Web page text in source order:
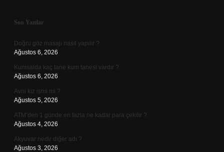
Sidebar
Son Yazılar
Doğru göz masajı nasıl yapılır ?
Ağustos 6, 2026
Kumsalda kaç tane kum tanesi vardır ?
Ağustos 6, 2026
Avni kız ismi mi ?
Ağustos 5, 2026
ATM’den 1 günde en fazla ne kadar para çekilir ?
Ağustos 4, 2026
Akyuvar nedir diğer adı ?
Ağustos 3, 2026